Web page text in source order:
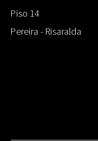
Piso 14
Pereira - Risaralda